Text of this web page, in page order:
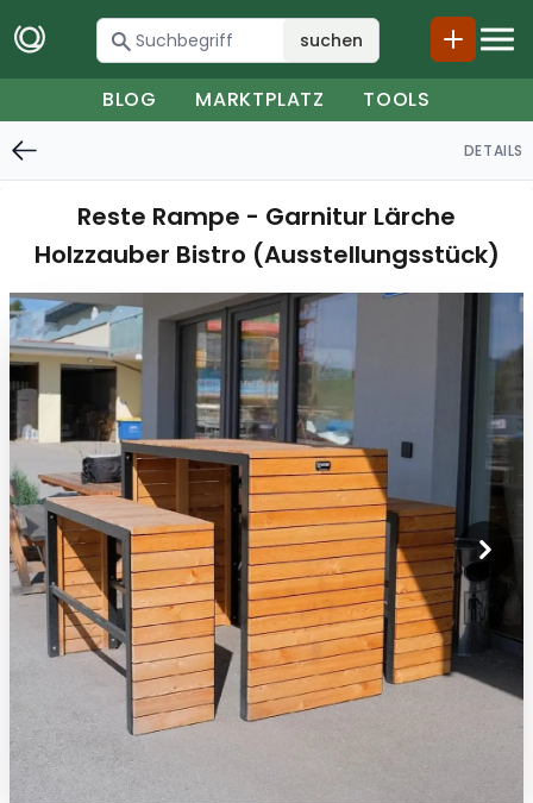
suchen
BLOG MARKTPLATZ TOOLS
DETAILS
Reste Rampe - Garnitur Lärche
Holzzauber Bistro (Ausstellungsstück)